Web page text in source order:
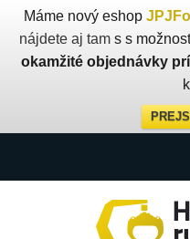
Máme nový eshop
nájdete aj tams s
okamžité objednávky